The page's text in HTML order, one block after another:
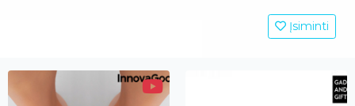
Įsiminti